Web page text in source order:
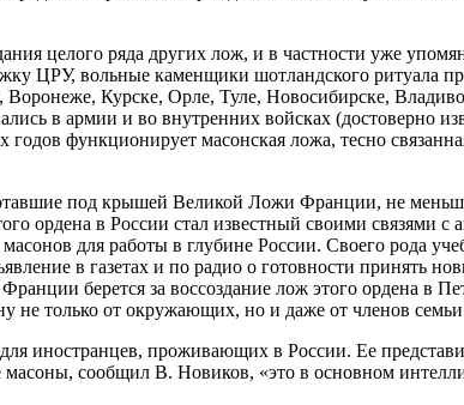
целого ряда других лож, и в частности уже
ЦРУ, вольные каменщики шотландского ритуала
Курске, Орле, Туле, Новосибирске,
в армии и во внутренних войсках (достоверно
функционирует масонская ложа, тесно
под крышей Великой Ложи Франции, не
ордена в России стал известный своими связями с
для работы в глубине России. Своего рода
в газетах и по радио о готовности принять
берется за воссоздание лож этого ордена в
не только от окружающих, но и даже от членов
иностранцев, проживающих в России. Ее
сообщил В. Новиков, «это в основном